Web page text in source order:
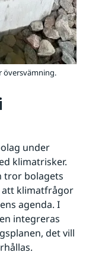
översvämning.
under
klimatrisker.
tror bolagets
klimatfrågor
agenda. I
integreras
det vill